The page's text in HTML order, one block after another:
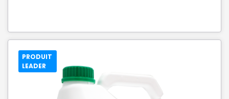
PRODUIT
LEADER